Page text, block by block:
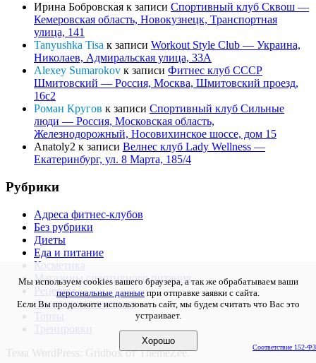
Ирина Бобровская к записи Спортивный клуб Сквош —
Кемеровская область, Новокузнецк, Транспортная
улица, 141
Tanyushka Tisa к записи Workout Style Club — Украина,
Николаев, Адмиральская улица, 33А
Alexey Sumarokov к записи Фитнес клуб СССР
Шмитовский — Россия, Москва, Шмитовский проезд,
16с2
Роман Кругов к записи Спортивный клуб Сильные
люди — Россия, Московская область,
Железнодорожный, Носовихинское шоссе, дом 15
Anatoly2 к записи Велнес клуб Lady Wellness —
Екатеринбург, ул. 8 Марта, 185/4
Рубрики
Адреса фитнес-клубов
Без рубрики
Диеты
Еда и питание
Косметика
Магазины спортивного питания
Рецепты
Спортивное питание
Торты
Тренировки
Тема WordPress: Gridbox от ThemeZee.
Мы используем cookies вашего браузера, а так же обрабатываем ваши
персональные данные при отправке заявки с сайта.
Если Вы продолжите использовать сайт, мы будем считать что Вас это
устраивает.
Хорошо
Соответствие 152-ФЗ